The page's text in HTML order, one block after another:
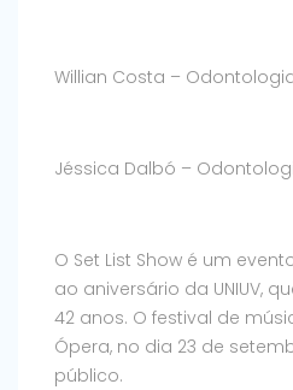
Willian Costa –
Jéssica Dalbó –
O Set List Show é um
ao aniversário da UNIUV,
42 anos. O festival de
Ópera, no dia 23 de
público.